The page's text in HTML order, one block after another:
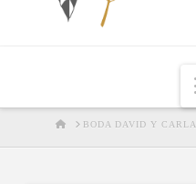
HOMEBODA DAVID Y CARLA